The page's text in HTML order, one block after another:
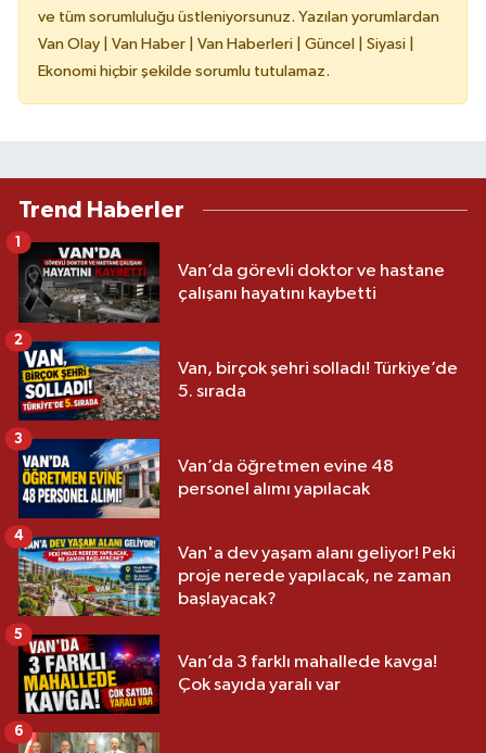
ve tüm sorumluluğu üstleniyorsunuz. Yazılan yorumlardan
Van Olay | Van Haber | Van Haberleri | Güncel | Siyasi |
Ekonomi hiçbir şekilde sorumlu tutulamaz.
Trend Haberler
Van’da görevli doktor ve hastane
çalışanı hayatını kaybetti
1
Van, birçok şehri solladı! Türkiye’de
5. sırada
2
Van’da öğretmen evine 48
personel alımı yapılacak
3
Van'a dev yaşam alanı geliyor! Peki
proje nerede yapılacak, ne zaman
başlayacak?
4
Van’da 3 farklı mahallede kavga!
Çok sayıda yaralı var
5
6